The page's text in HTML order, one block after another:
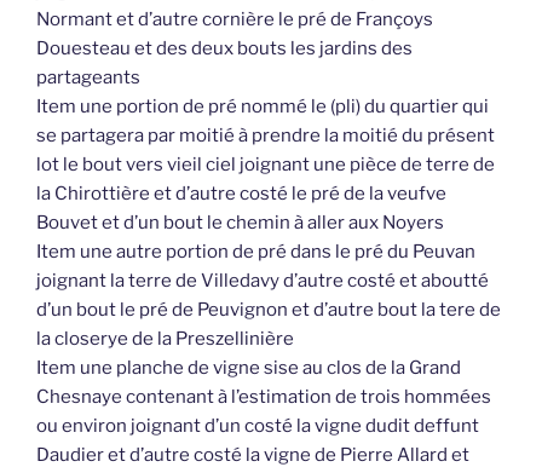
Normant et d’autre cornière le pré de Françoys
Douesteau et des deux bouts les jardins des
partageants
Item une portion de pré nommé le (pli) du quartier qui
se partagera par moitié à prendre la moitié du présent
lot le bout vers vieil ciel joignant une pièce de terre de
la Chirottière et d’autre costé le pré de la veufve
Bouvet et d’un bout le chemin à aller aux Noyers
Item une autre portion de pré dans le pré du Peuvan
joignant la terre de Villedavy d’autre costé et aboutté
d’un bout le pré de Peuvignon et d’autre bout la tere de
la closerye de la Preszellinière
Item une planche de vigne sise au clos de la Grand
Chesnaye contenant à l’estimation de trois hommées
ou environ joignant d’un costé la vigne dudit deffunt
Daudier et d’autre costé la vigne de Pierre Allard et